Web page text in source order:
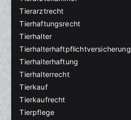
Tierarztrecht
Tierhaftungsrecht
Tierhalter
Tierhalterhaftpflichtversicherung
Tierhalterhaftung
Tierhalterrecht
Tierkauf
Tierkaufrecht
Tierpflege